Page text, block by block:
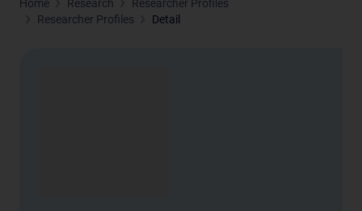
Home Research
Researcher Profiles
Researcher Profiles
Detail